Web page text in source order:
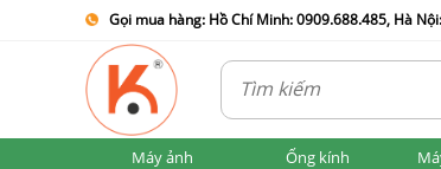
Gọi mua hàng: Hồ Chí Minh: 0909.688.485, Hà
Máy ảnh Ống kính